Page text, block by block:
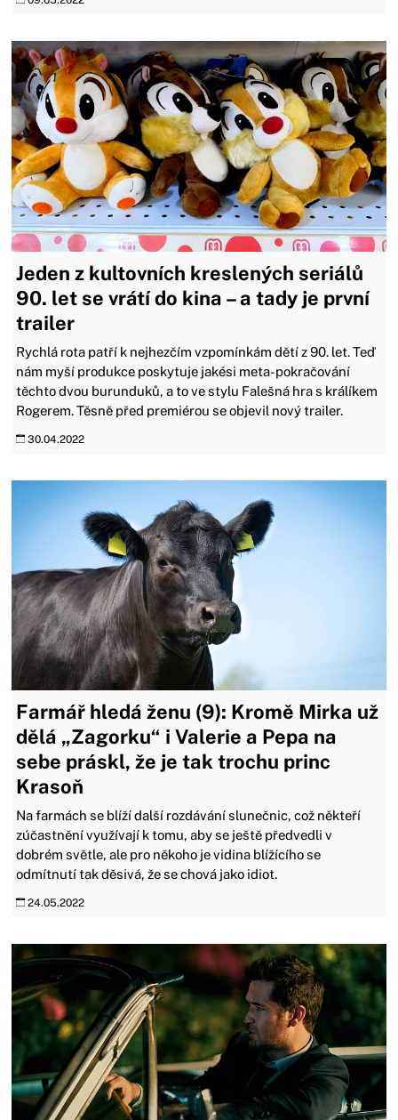
Jeden z kultovních kreslených seriálů
90. let se vrátí do kina – a tady je první
trailer
Rychlá rota patří k nejhezčím vzpomínkám dětí z 90. let. Teď
nám myší produkce poskytuje jakési meta-pokračování
těchto dvou burunduků, a to ve stylu Falešná hra s králíkem
Rogerem. Těsně před premiérou se objevil nový trailer.
30.04.2022
Farmář hledá ženu (9): Kromě Mirka už
dělá „Zagorku“ i Valerie a Pepa na
sebe práskl, že je tak trochu princ
Krasoň
Na farmách se blíží další rozdávání slunečnic, což někteří
zúčastnění využívají k tomu, aby se ještě předvedli v
dobrém světle, ale pro někoho je vidina blížícího se
odmítnutí tak děsivá, že se chová jako idiot.
24.05.2022